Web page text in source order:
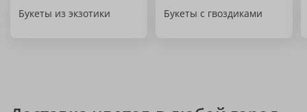
Букеты из экзотики Букеты с гвоздиками